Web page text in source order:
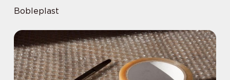
Bobleplast